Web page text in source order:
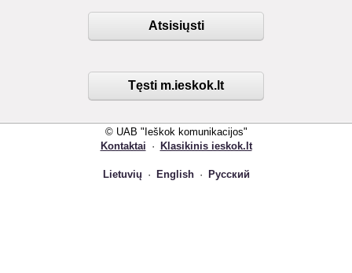
Atsisiųsti
Tęsti m.ieskok.lt
© UAB "Ieškok komunikacijos"
Kontaktai · Klasikinis ieskok.lt
Lietuvių · English · Русский